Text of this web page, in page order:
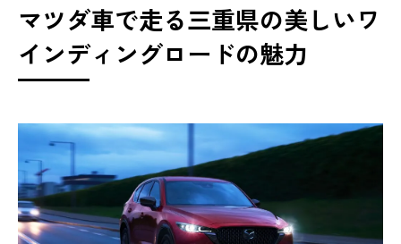
ワインディングロードでの安全運転のポイ
ント
自然との一体感を味わうためのドライブコ
マツダ車での快適な長距離ドライブの秘訣
マツダで巡る鈴鹿山脈の絶景とドライブ体験
鈴鹿山脈の見どころとフォトスポット
マツダのドライブモードで楽しむ山岳地帯
マツダ車で走る三重県の美しいワ
インディングロードの魅力